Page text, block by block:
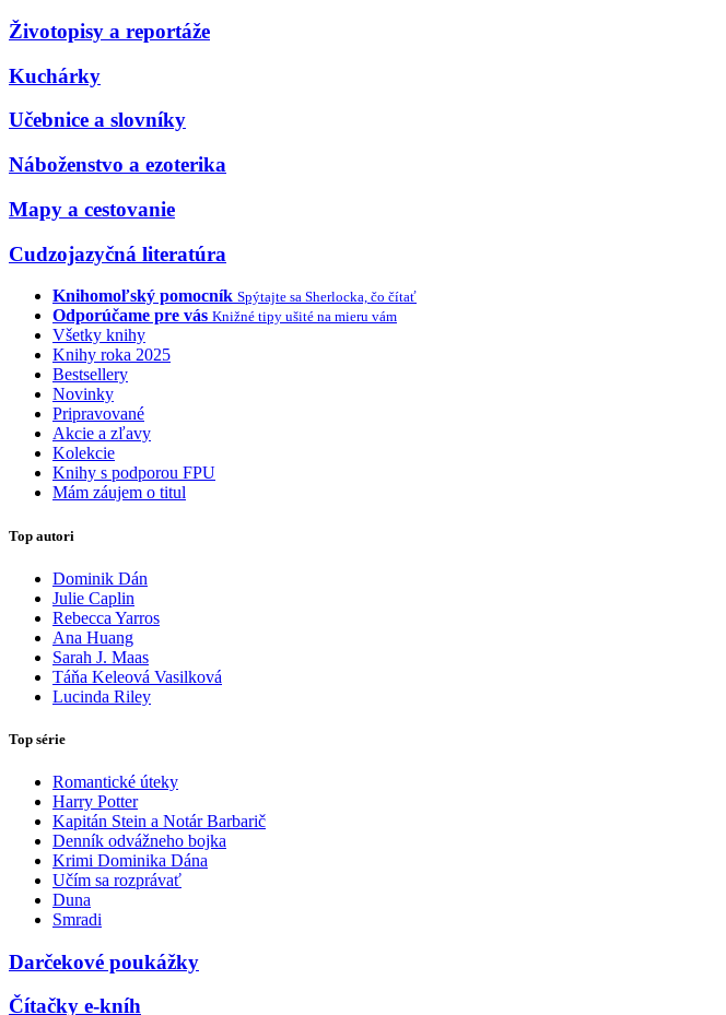
Životopisy a reportáže
Kuchárky
Učebnice a slovníky
Náboženstvo a ezoterika
Mapy a cestovanie
Cudzojazyčná literatúra
Knihomoľský pomocník Spýtajte sa Sherlocka, čo čítať
Odporúčame pre vás Knižné tipy ušité na mieru vám
Všetky knihy
Knihy roka 2025
Bestsellery
Novinky
Pripravované
Akcie a zľavy
Kolekcie
Knihy s podporou FPU
Mám záujem o titul
Top autori
Dominik Dán
Julie Caplin
Rebecca Yarros
Ana Huang
Sarah J. Maas
Táňa Keleová Vasilková
Lucinda Riley
Top série
Romantické úteky
Harry Potter
Kapitán Stein a Notár Barbarič
Denník odvážneho bojka
Krimi Dominika Dána
Učím sa rozprávať
Duna
Smradi
Darčekové poukážky
Čítačky e-kníh